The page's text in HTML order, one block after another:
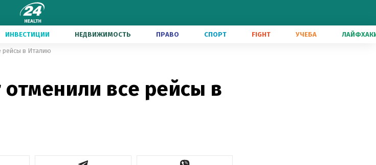
ИНВЕСТИЦИИ НЕДВИЖИМОСТЬ ПРАВО СПОРТ FIGHT УЧЕБА
рейсы в Италию
все рейсы в